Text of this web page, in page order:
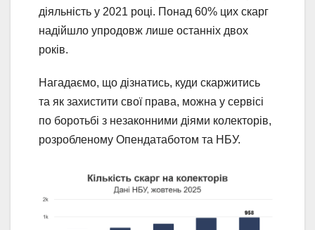
діяльність у 2021 році. Понад 60% цих скарг
надійшло упродовж лише останніх двох
років.
Нагадаємо, що дізнатись, куди скаржитись
та як захистити свої права, можна у сервісі
по боротьбі з незаконними діями колекторів,
розробленому Опендатаботом та НБУ.